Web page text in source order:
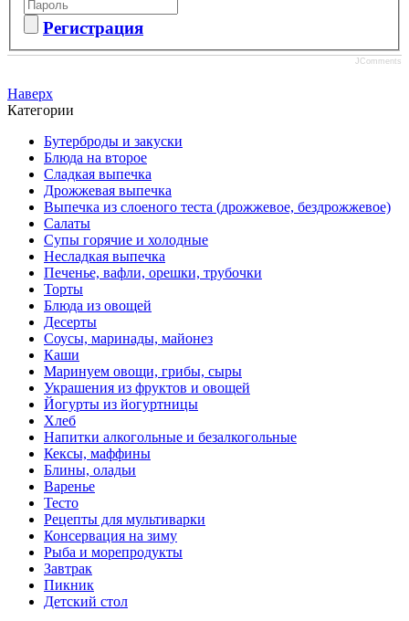
Регистрация
JComments
Наверх
Категории
Бутерброды и закуски
Блюда на второе
Сладкая выпечка
Дрожжевая выпечка
Выпечка из слоеного теста (дрожжевое, бездрожжевое)
Салаты
Супы горячие и холодные
Несладкая выпечка
Печенье, вафли, орешки, трубочки
Торты
Блюда из овощей
Десерты
Соусы, маринады, майонез
Каши
Маринуем овощи, грибы, сыры
Украшения из фруктов и овощей
Йогурты из йогуртницы
Хлеб
Напитки алкогольные и безалкогольные
Кексы, маффины
Блины, оладьи
Варенье
Тесто
Рецепты для мультиварки
Консервация на зиму
Рыба и морепродукты
Завтрак
Пикник
Детский стол